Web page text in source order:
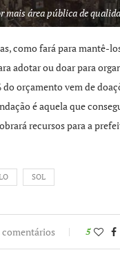
mais área pública de
como fará para mantê-
adotar ou doar para
do orçamento vem de
é aquela que
recursos para a
SOL
comentários 5